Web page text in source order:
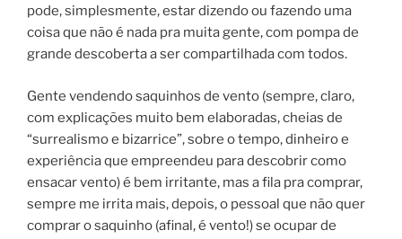
pode, simplesmente, estar dizendo ou fazendo uma
coisa que não é nada pra muita gente, com pompa de
grande descoberta a ser compartilhada com todos.
Gente vendendo saquinhos de vento (sempre, claro,
com explicações muito bem elaboradas, cheias de
“surrealismo e bizarrice”, sobre o tempo, dinheiro e
experiência que empreendeu para descobrir como
ensacar vento) é bem irritante, mas a fila pra comprar,
sempre me irrita mais, depois, o pessoal que não quer
comprar o saquinho (afinal, é vento!) se ocupar de